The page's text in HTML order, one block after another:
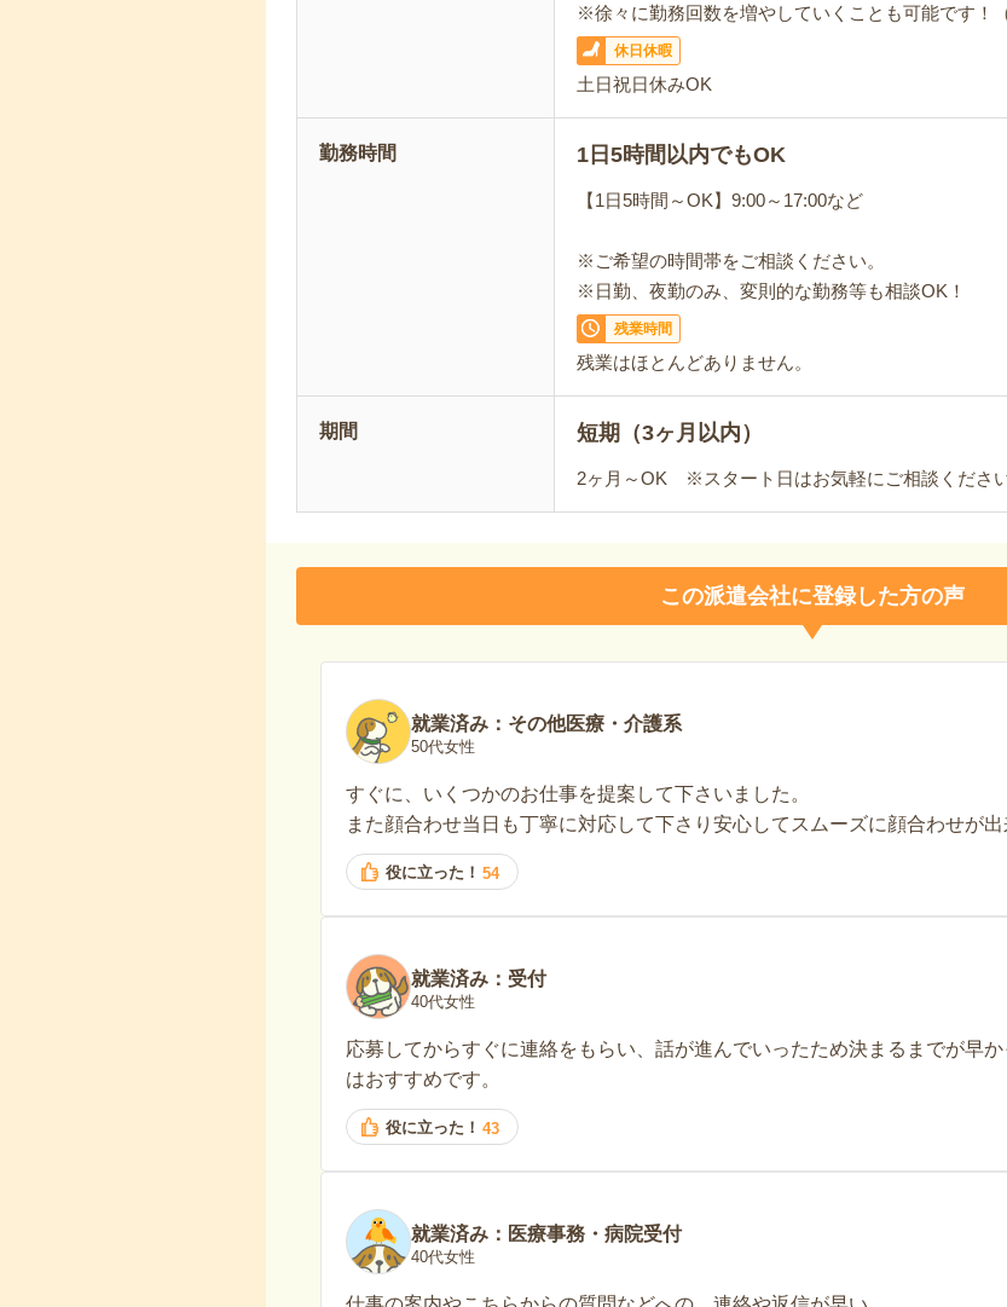
※徐々に勤務回数を増やしていくことも可能です！
休日休暇
土日祝日休みOK
勤務時間 1日5時間以内でもOK
【1日5時間～OK】9:00～17:00など
※ご希望の時間帯をご相談ください。
※日勤、夜勤のみ、変則的な勤務等も相談OK！
残業時間
残業はほとんどありません。
期間 短期（3ヶ月以内）
2ヶ月～OK ※スタート日はお気軽にご相談くださ
この派遣会社に登録した方の声
就業済み：その他医療・介護系
50代女性
すぐに、いくつかのお仕事を提案して下さいました。
また顔合わせ当日も丁寧に対応して下さり安心してスムーズに顔合わせが出
役に立った！ 54
就業済み：受付
40代女性
応募してからすぐに連絡をもらい、話が進んでいったため決まるまでが早
はおすすめです。
役に立った！ 43
就業済み：医療事務・病院受付
40代女性